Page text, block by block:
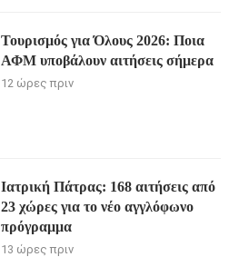
Τουρισμός για Όλους 2026: Ποια
ΑΦΜ υποβάλουν αιτήσεις σήμερα
12 ώρες πριν
Ιατρική Πάτρας: 168 αιτήσεις από
23 χώρες για το νέο αγγλόφωνο
πρόγραμμα
13 ώρες πριν